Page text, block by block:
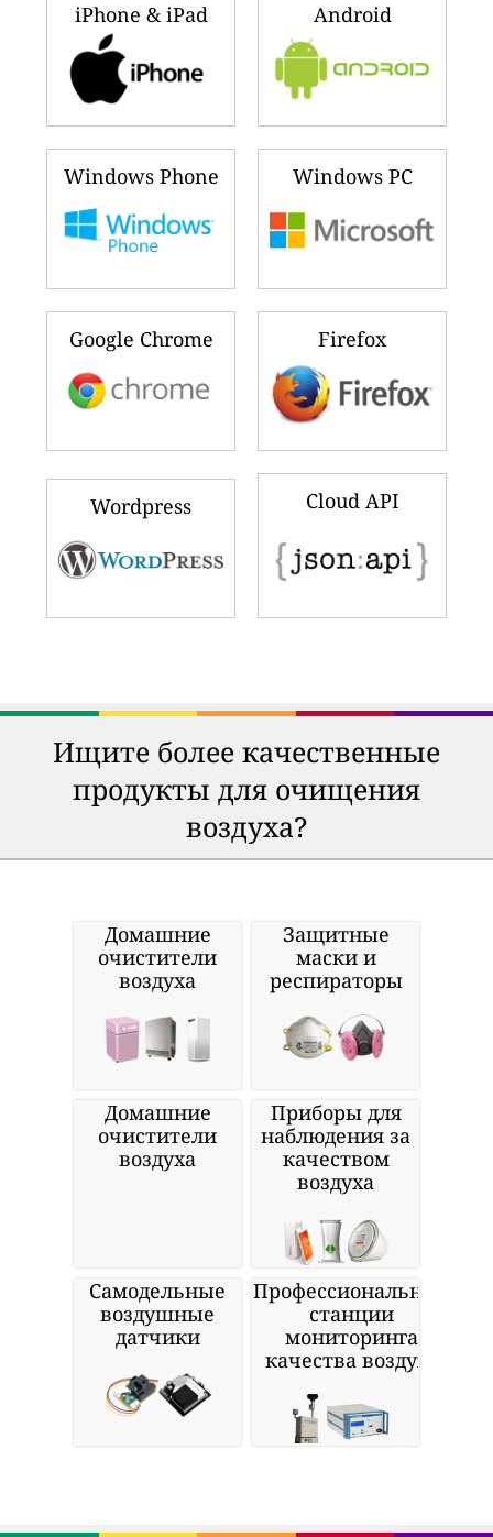
iPhone & iPad Android
Windows Phone Windows PC
Google Chrome Firefox
Wordpress Cloud API
Ищите более качественные
продукты для очищения
воздуха?
Домашние
очистители
воздуха
Защитные
маски и
респираторы
Домашние
очистители
воздуха
Приборы для
наблюдения за
качеством
воздуха
Самодельные
воздушные
датчики
Профессиональные
станции
мониторинга
качества воздуха